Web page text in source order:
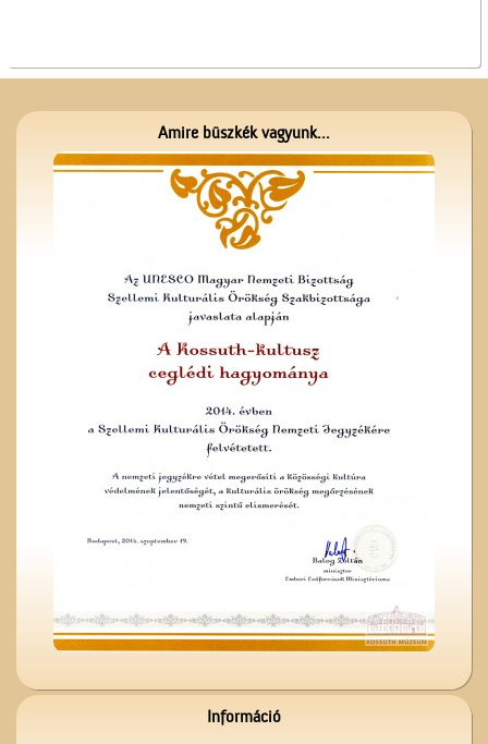
Szitaárusok a ceglédi
A Ceglédi Népkör
A ceglédi teniszpályák
Kereszt a Seregélyesben
Amire büszkék vagyunk...
Információ